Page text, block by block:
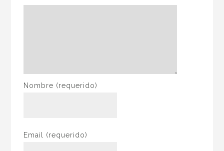
Nombre (requerido)
Email (requerido)